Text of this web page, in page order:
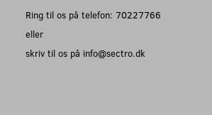
Ring til os på telefon: 70227766
eller
skriv til os på info@sectro.dk